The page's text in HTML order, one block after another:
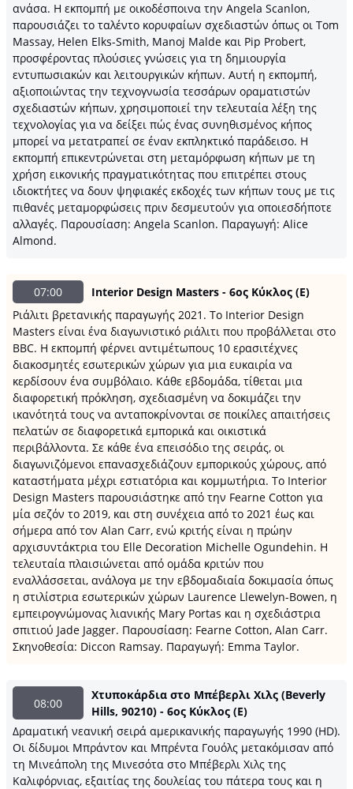
ανάσα. Η εκπομπή με οικοδέσποινα την Angela Scanlon,
παρουσιάζει το ταλέντο κορυφαίων σχεδιαστών όπως οι Tom
Massay, Helen Elks-Smith, Manoj Malde και Pip Probert,
προσφέροντας πλούσιες γνώσεις για τη δημιουργία
εντυπωσιακών και λειτουργικών κήπων. Αυτή η εκπομπή,
αξιοποιώντας την τεχνογνωσία τεσσάρων οραματιστών
σχεδιαστών κήπων, χρησιμοποιεί την τελευταία λέξη της
τεχνολογίας για να δείξει πώς ένας συνηθισμένος κήπος
μπορεί να μετατραπεί σε έναν εκπληκτικό παράδεισο. Η
εκπομπή επικεντρώνεται στη μεταμόρφωση κήπων με τη
χρήση εικονικής πραγματικότητας που επιτρέπει στους
ιδιοκτήτες να δουν ψηφιακές εκδοχές των κήπων τους με τις
πιθανές μεταμορφώσεις πριν δεσμευτούν για οποιεσδήποτε
αλλαγές. Παρουσίαση: Angela Scanlon. Παραγωγή: Alice
Almond.
07:00
Interior Design Masters - 6ος Κύκλος (E)
Pιάλιτι βρετανικής παραγωγής 2021. Το Interior Design
Masters είναι ένα διαγωνιστικό ριάλιτι που προβάλλεται στο
BBC. Η εκπομπή φέρνει αντιμέτωπους 10 ερασιτέχνες
διακοσμητές εσωτερικών χώρων για μια ευκαιρία να
κερδίσουν ένα συμβόλαιο. Κάθε εβδομάδα, τίθεται μια
διαφορετική πρόκληση, σχεδιασμένη να δοκιμάζει την
ικανότητά τους να ανταποκρίνονται σε ποικίλες απαιτήσεις
πελατών σε διαφορετικά εμπορικά και οικιστικά
περιβάλλοντα. Σε κάθε ένα επεισόδιο της σειράς, οι
διαγωνιζόμενοι επανασχεδιάζουν εμπορικούς χώρους, από
καταστήματα μέχρι εστιατόρια και κομμωτήρια. Το Interior
Design Masters παρουσιάστηκε από την Fearne Cotton για
μία σεζόν το 2019, και στη συνέχεια από το 2021 έως και
σήμερα από τον Alan Carr, ενώ κριτής είναι η πρώην
αρχισυντάκτρια του Elle Decoration Michelle Ogundehin. Η
τελευταία πλαισιώνεται από ομάδα κριτών που
εναλλάσσεται, ανάλογα με την εβδομαδιαία δοκιμασία όπως
η στιλίστρια εσωτερικών χώρων Laurence Llewelyn-Bowen, η
εμπειρογνώμονας λιανικής Mary Portas και η σχεδιάστρια
σπιτιού Jade Jagger. Παρουσίαση: Fearne Cotton, Alan Carr.
Σκηνοθεσία: Diccon Ramsay. Παραγωγή: Emma Taylor.
08:00
Χτυποκάρδια στο Μπέβερλι Χιλς (Beverly
Hills, 90210) - 6ος Κύκλος (Ε)
Δραματική νεανική σειρά αμερικανικής παραγωγής 1990 (HD).
Oι δίδυμοι Μπράντον και Μπρέντα Γουόλς μετακόμισαν από
τη Μινεάπολη της Μινεσότα στο Μπέβερλι Χιλς της
Καλιφόρνιας, εξαιτίας της δουλείας του πάτερα τους και η